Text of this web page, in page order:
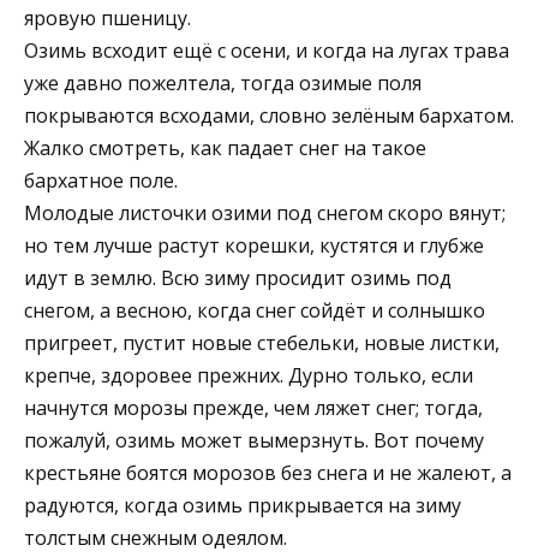
яровую пшеницу.
Озимь всходит ещё с осени, и когда на лугах трава
уже давно пожелтела, тогда озимые поля
покрываются всходами, словно зелёным бархатом.
Жалко смотреть, как падает снег на такое
бархатное поле.
Молодые листочки озими под снегом скоро вянут;
но тем лучше растут корешки, кустятся и глубже
идут в землю. Всю зиму просидит озимь под
снегом, а весною, когда снег сойдёт и солнышко
пригреет, пустит новые стебельки, новые листки,
крепче, здоровее прежних. Дурно только, если
начнутся морозы прежде, чем ляжет снег; тогда,
пожалуй, озимь может вымерзнуть. Вот почему
крестьяне боятся морозов без снега и не жалеют, а
радуются, когда озимь прикрывается на зиму
толстым снежным одеялом.